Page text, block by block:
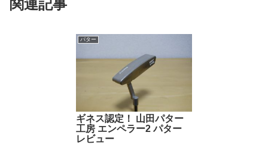
関連記事
パター
ギネス認定！ 山田パター
工房 エンペラー2 パター
レビュー